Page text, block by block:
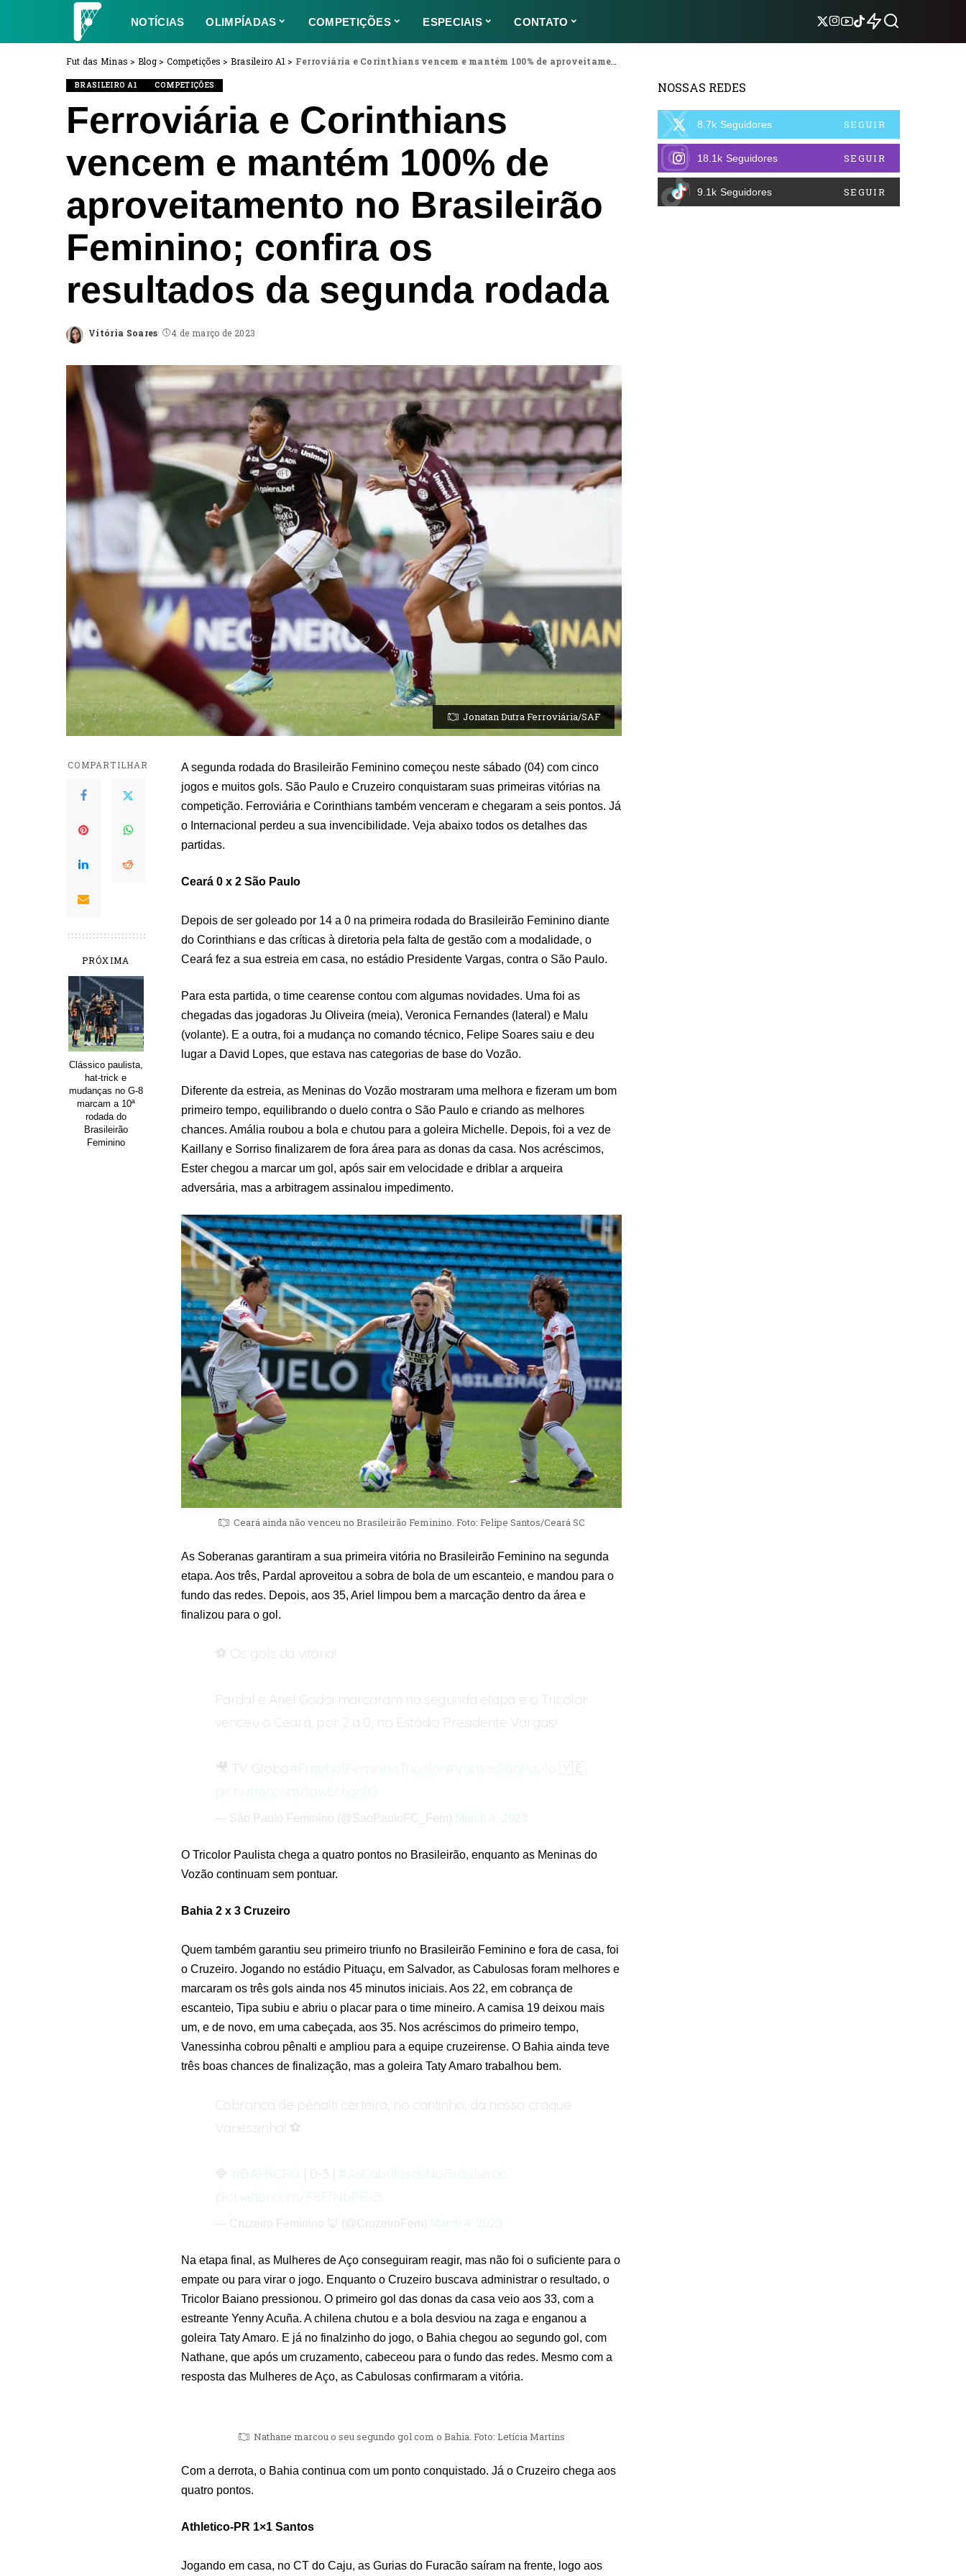
NOTÍCIAS OLIMPÍADAS COMPETIÇÕES ESPECIAIS CONTATO
Fut das Minas > Blog> Competições > Brasileiro A1 > Ferroviária e Corinthians vencem e mantém 100% de aproveitamento no Brasileirão Feminino; confira os resultados da segunda rodada
BRASILEIRO A1 COMPETIÇÕES
Ferroviária e Corinthians
vencem e mantém 100% de
aproveitamento no Brasileirão
Feminino; confira os
resultados da segunda rodada
Posted
Vitória Soares 4 de março de 2023
Jonatan Dutra Ferroviária/SAF
COMPARTILHAR
PRÓXIMA
Clássico paulista,
hat-trick e
mudanças no G-8
marcam a 10ª
rodada do
Brasileirão
Feminino
A segunda rodada do Brasileirão Feminino começou neste sábado (04) com cinco
jogos e muitos gols. São Paulo e Cruzeiro conquistaram suas primeiras vitórias na
competição. Ferroviária e Corinthians também venceram e chegaram a seis pontos. Já
o Internacional perdeu a sua invencibilidade. Veja abaixo todos os detalhes das
partidas.
Ceará 0 x 2 São Paulo
Depois de ser goleado por 14 a 0 na primeira rodada do Brasileirão Feminino diante
do Corinthians e das críticas à diretoria pela falta de gestão com a modalidade, o
Ceará fez a sua estreia em casa, no estádio Presidente Vargas, contra o São Paulo.
Para esta partida, o time cearense contou com algumas novidades. Uma foi as
chegadas das jogadoras Ju Oliveira (meia), Veronica Fernandes (lateral) e Malu
(volante). E a outra, foi a mudança no comando técnico, Felipe Soares saiu e deu
lugar a David Lopes, que estava nas categorias de base do Vozão.
Diferente da estreia, as Meninas do Vozão mostraram uma melhora e fizeram um bom
primeiro tempo, equilibrando o duelo contra o São Paulo e criando as melhores
chances. Amália roubou a bola e chutou para a goleira Michelle. Depois, foi a vez de
Kaillany e Sorriso finalizarem de fora área para as donas da casa. Nos acréscimos,
Ester chegou a marcar um gol, após sair em velocidade e driblar a arqueira
adversária, mas a arbitragem assinalou impedimento.
Ceará ainda não venceu no Brasileirão Feminino. Foto: Felipe Santos/Ceará SC
As Soberanas garantiram a sua primeira vitória no Brasileirão Feminino na segunda
etapa. Aos três, Pardal aproveitou a sobra de bola de um escanteio, e mandou para o
fundo das redes. Depois, aos 35, Ariel limpou bem a marcação dentro da área e
finalizou para o gol.
⚽️ Os gols da vitória!
Pardal e Ariel Godoi marcaram na segunda etapa e o Tricolor
venceu o Ceará, por 2 a 0, no Estádio Presidente Vargas!
🎥 TV Globo#FutebolFemininoTricolor#VamosSãoPaulo 🇾🇪
pic.twitter.com/IowLc6aolO
— São Paulo Feminino (@SaoPauloFC_Fem) March 4, 2023
O Tricolor Paulista chega a quatro pontos no Brasileirão, enquanto as Meninas do
Vozão continuam sem pontuar.
Bahia 2 x 3 Cruzeiro
Quem também garantiu seu primeiro triunfo no Brasileirão Feminino e fora de casa, foi
o Cruzeiro. Jogando no estádio Pituaçu, em Salvador, as Cabulosas foram melhores e
marcaram os três gols ainda nos 45 minutos iniciais. Aos 22, em cobrança de
escanteio, Tipa subiu e abriu o placar para o time mineiro. A camisa 19 deixou mais
um, e de novo, em uma cabeçada, aos 35. Nos acréscimos do primeiro tempo,
Vanessinha cobrou pênalti e ampliou para a equipe cruzeirense. O Bahia ainda teve
três boas chances de finalização, mas a goleira Taty Amaro trabalhou bem.
Cobrança de pênalti certeira, no cantinho, da nossa craque
Vanessinha! ⚽
🔷 #BAHxCRU | 0-3 | #AsCabulosasNoBrasileirão
pic.twitter.com/F8FfNbPFJB
— Cruzeiro Feminino 🦊 (@CruzeiroFem) March 4, 2023
Na etapa final, as Mulheres de Aço conseguiram reagir, mas não foi o suficiente para o
empate ou para virar o jogo. Enquanto o Cruzeiro buscava administrar o resultado, o
Tricolor Baiano pressionou. O primeiro gol das donas da casa veio aos 33, com a
estreante Yenny Acuña. A chilena chutou e a bola desviou na zaga e enganou a
goleira Taty Amaro. E já no finalzinho do jogo, o Bahia chegou ao segundo gol, com
Nathane, que após um cruzamento, cabeceou para o fundo das redes. Mesmo com a
resposta das Mulheres de Aço, as Cabulosas confirmaram a vitória.
Nathane marcou o seu segundo gol com o Bahia. Foto: Letícia Martins
Com a derrota, o Bahia continua com um ponto conquistado. Já o Cruzeiro chega aos
quatro pontos.
Athletico-PR 1×1 Santos
Jogando em casa, no CT do Caju, as Gurias do Furacão saíram na frente, logo aos
NOSSAS REDES
8.7k Seguidores SEGUIR
18.1k Seguidores SEGUIR
9.1k Seguidores SEGUIR